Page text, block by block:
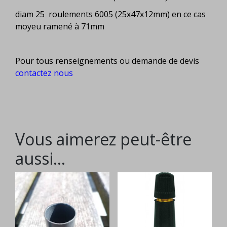
diam 25 roulements 6005 (25x47x12mm) en ce cas
moyeu ramené à 71mm
Pour tous renseignements ou demande de devis
contactez nous
Vous aimerez peut-être
aussi…